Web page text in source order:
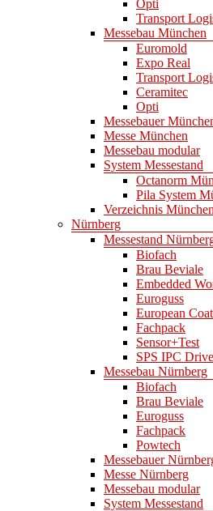
Opti
Transport
Messebau München
Euromold
Expo Real
Transport
Ceramitec
Opti
Messebauer
Messe München
Messebau modular
System Messestand
Octanorm
Pila System
Verzeichnis München
Nürnberg
Messestand
Biofach
Brau Beviale
Embedded
Euroguss
European
Fachpack
Sensor+Test
SPS IPC
Messebau Nürnberg
Biofach
Brau Beviale
Euroguss
Fachpack
Powtech
Messebauer
Messe Nürnberg
Messebau modular
System Messestand